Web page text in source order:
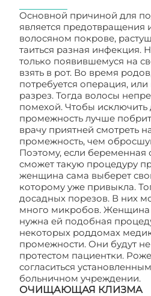
Основной причиной для
является предотвращения
волосяном покрове,
таиться разная инфекция.
только появившемуся на
взять в рот. Во время
потребуется операция, или
разрез. Тогда волосы
помехой. Чтобы
промежность лучше
врачу приятней смотреть
промежность, чем
Поэтому, если беременная
сможет такую процедуру
женщина сама выберет
которому уже привыкла.
досадных порезов. В них
много микробов. Женщина
нужна ей подобная
некоторых роддомах
промежности. Они будут
протестом пациентки.
согласиться
больничном учреждении.
ОЧИЩАЮЩАЯ КЛИЗМА